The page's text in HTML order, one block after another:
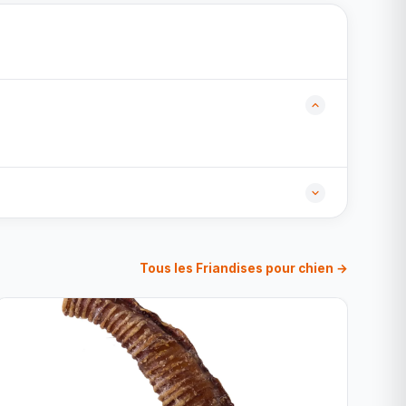
Tous les Friandises pour chien →